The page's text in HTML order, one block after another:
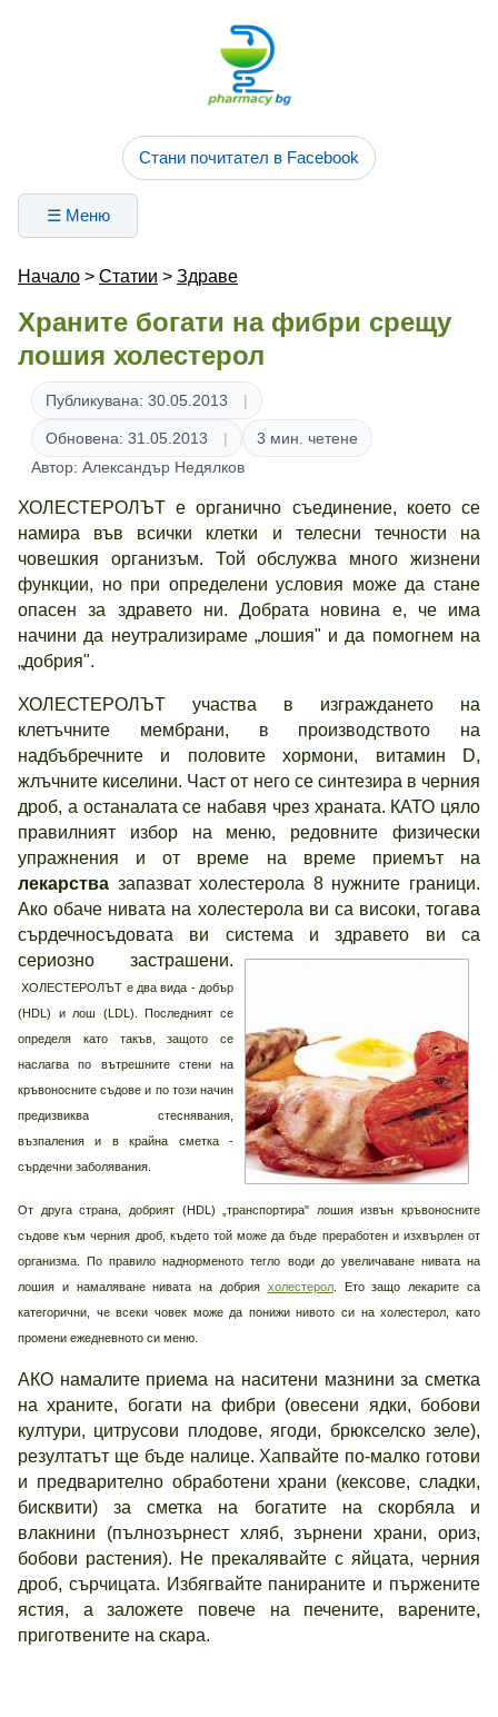
Стани почитател в Facebook
☰ Меню
Начало > Статии > Здраве
Храните богати на фибри срещу
лошия холестерол
Публикувана: 30.05.2013
Обновена: 31.05.2013
3 мин. четене
Автор: Александър Недялков
ХОЛЕСТЕРОЛЪТ е органично съединение, което се
намира във всички клетки и телесни течности на
човешкия организъм. Той обслужва много жизнени
функции, но при определени условия може да стане
опасен за здравето ни. Добрата новина е, че има
начини да неутрализираме „лошия" и да помогнем на
„добрия".
ХОЛЕСТЕРОЛЪТ участва в изграждането на
клетъчните мембрани, в производството на
надбъбречните и половите хормони, витамин D,
жлъчните киселини. Част от него се синтезира в черния
дроб, а останалата се набавя чрез храната. КАТО цяло
правилният избор на меню, редовните физически
упражнения и от време на време приемът на
лекарства запазват холестерола 8 нужните граници.
Ако обаче нивата на холестерола ви са високи, тогава
сърдечносъдовата ви система и здравето ви са
сериозно застрашени.
ХОЛЕСТЕРОЛЪТ е два вида - добър
(HDL) и лош (LDL). Последният се
определя като такъв, защото се
наслагва по вътрешните стени на
кръвоносните съдове и по този начин
предизвиква стеснявания,
възпаления и в крайна сметка -
сърдечни заболявания.
От друга страна, добрият (HDL) „транспортира" лошия извън кръвоносните
съдове към черния дроб, където той може да бъде преработен и изхвърлен от
организма. По правило наднорменото тегло води до увеличаване нивата на
лошия и намаляване нивата на добрия холестерол. Ето защо лекарите са
категорични, че всеки човек може да понижи нивото си на холестерол, като
промени ежедневното си меню.
АКО намалите приема на наситени мазнини за сметка
на храните, богати на фибри (овесени ядки, бобови
култури, цитрусови плодове, ягоди, брюкселско зеле),
резултатът ще бъде налице. Хапвайте по-малко готови
и предварително обработени храни (кексове, сладки,
бисквити) за сметка на богатите на скорбяла и
влакнини (пълнозърнест хляб, зърнени храни, ориз,
бобови растения). Не прекалявайте с яйцата, черния
дроб, сърчицата. Избягвайте панираните и пържените
ястия, а заложете повече на печените, варените,
приготвените на скара.